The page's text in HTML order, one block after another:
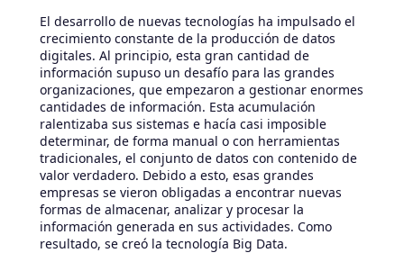
El desarrollo de nuevas tecnologías ha impulsado el
crecimiento constante de la producción de datos
digitales. Al principio, esta gran cantidad de
información supuso un desafío para las grandes
organizaciones, que empezaron a gestionar enormes
cantidades de información. Esta acumulación
ralentizaba sus sistemas e hacía casi imposible
determinar, de forma manual o con herramientas
tradicionales, el conjunto de datos con contenido de
valor verdadero. Debido a esto, esas grandes
empresas se vieron obligadas a encontrar nuevas
formas de almacenar, analizar y procesar la
información generada en sus actividades. Como
resultado, se creó la tecnología Big Data.